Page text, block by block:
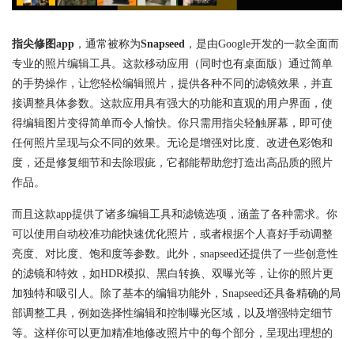
指尖修图app ，通常被称为Snapseed ，是由Google开发的一款全面而
专业的照片编辑工具。这款移动应用（同时也有桌面版）通过简单
的手势操作，让您轻松编辑照片，提供各种不同的滤镜效果，并直
接调整具体参数。这款应用具有强大的功能和直观的用户界面，使
得编辑图片变得简单而令人愉快。你只需用指尖轻触屏幕，即可使
任何照片呈现与众不同的效果。无论是增强对比度、改进色彩饱和
度，还是修复细节和去除瑕疵，它都能帮助您打造出高品质的照片
作品。
而且这款app提供了诸多编辑工具和滤镜选项，涵盖了各种需求。你
可以使用自动校准功能快速优化照片，或者根据个人喜好手动调整
亮度、对比度、饱和度等参数。此外，snapseed还提供了一些创意性
的滤镜和特效，如HDR模拟、黑白转换、双曝光等，让你的照片更
加独特和吸引人。除了基本的编辑功能外，Snapseed还具备精确的局
部调整工具，例如选择性编辑和控制曝光区域，以及增强特定细节
等。这样你可以更加精准地修改照片中的每个部分，呈现出理想的